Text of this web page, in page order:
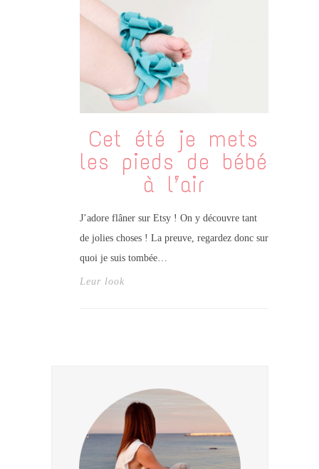
Cet été je mets
les pieds de bébé
à l’air
J’adore flâner sur Etsy ! On y découvre tant
de jolies choses ! La preuve, regardez donc sur
quoi je suis tombée…
Leur look